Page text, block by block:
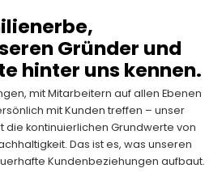
Gründer und
hinter uns kennen.
mit Mitarbeitern auf allen Ebenen
mit Kunden treffen – unser
die kontinuierlichen Grundwerte von
Das ist es, was unseren
Kundenbeziehungen aufbaut.